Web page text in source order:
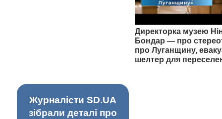
Директорка музею
Бондар — про
про Луганщину,
шелтер для
Журналісти SD.UA
зібрали деталі про